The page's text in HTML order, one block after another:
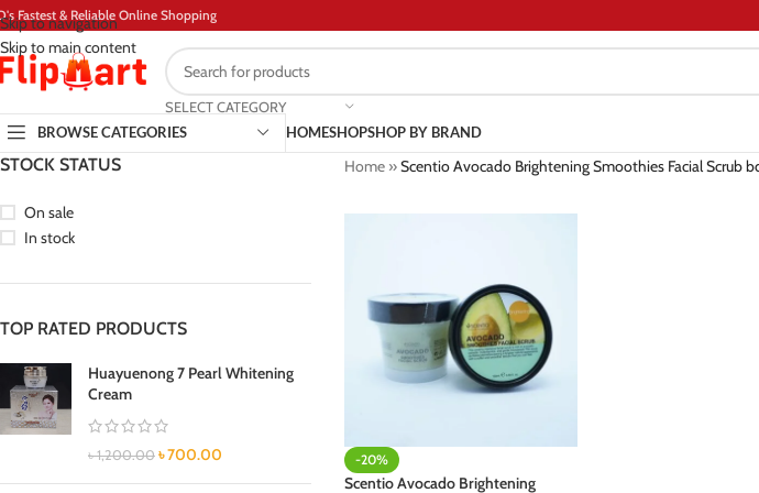
Skip to navigation
Skip to main content
Fastest & Reliable Online Shopping
SELECT CATEGORY
BROWSE CATEGORIES
HOMESHOPSHOP BY BRAND
STOCK STATUS
On sale
In stock
TOP RATED PRODUCTS
Huayuenong 7 Pearl Whitening
Cream
৳1,200.00 ৳700.00
Home»Scentio Avocado Brightening Smoothies Facial Scrub
-20%
Scentio Avocado Brightening